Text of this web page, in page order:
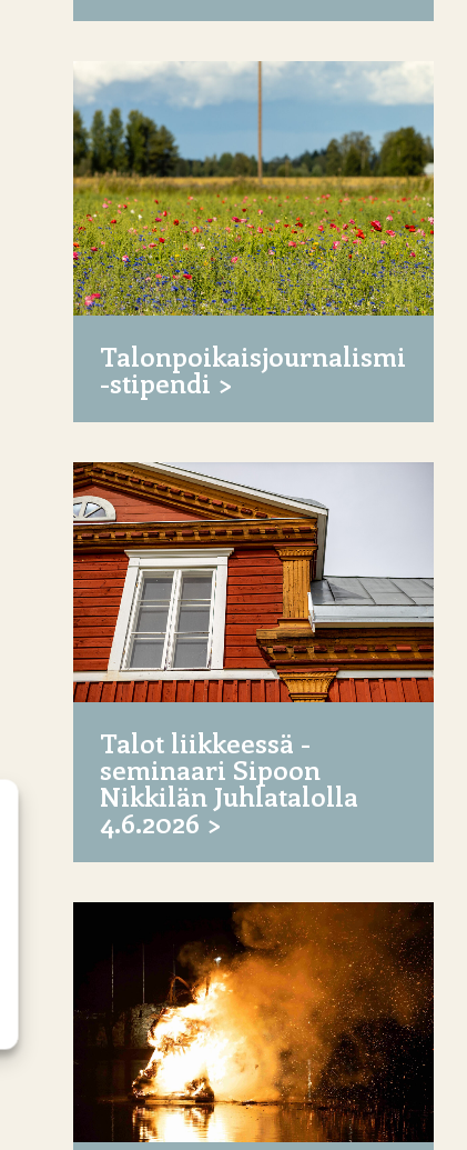
Talonpoikaisjournalismi
-stipendi
Talot liikkeessä -
seminaari Sipoon
Nikkilän Juhlatalolla
4.6.2026